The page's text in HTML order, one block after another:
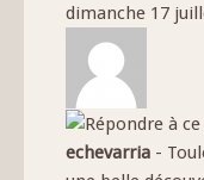
dimanche 17
echevarria -